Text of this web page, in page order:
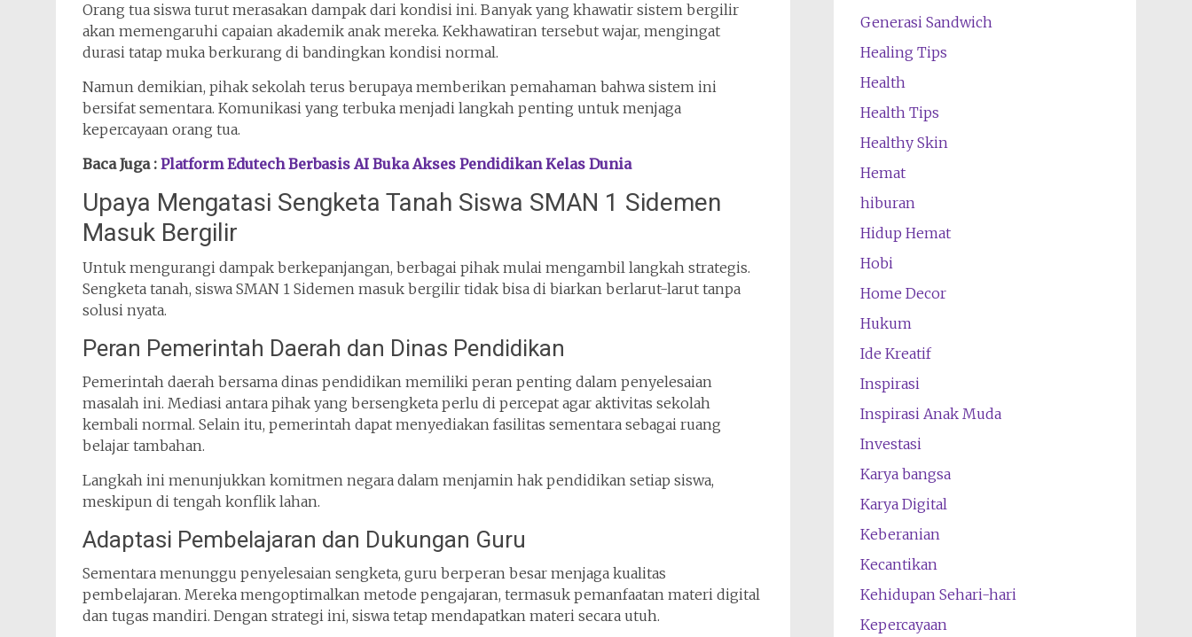
Orang tua siswa turut merasakan dampak dari kondisi ini. Banyak yang khawatir sistem bergilir
akan memengaruhi capaian akademik anak mereka. Kekhawatiran tersebut wajar, mengingat
durasi tatap muka berkurang di bandingkan kondisi normal.
Namun demikian, pihak sekolah terus berupaya memberikan pemahaman bahwa sistem ini
bersifat sementara. Komunikasi yang terbuka menjadi langkah penting untuk menjaga
kepercayaan orang tua.
Baca Juga : Platform Edutech Berbasis AI Buka Akses Pendidikan Kelas Dunia
Upaya Mengatasi Sengketa Tanah Siswa SMAN 1 Sidemen
Masuk Bergilir
Untuk mengurangi dampak berkepanjangan, berbagai pihak mulai mengambil langkah strategis.
Sengketa tanah, siswa SMAN 1 Sidemen masuk bergilir tidak bisa di biarkan berlarut-larut tanpa
solusi nyata.
Peran Pemerintah Daerah dan Dinas Pendidikan
Pemerintah daerah bersama dinas pendidikan memiliki peran penting dalam penyelesaian
masalah ini. Mediasi antara pihak yang bersengketa perlu di percepat agar aktivitas sekolah
kembali normal. Selain itu, pemerintah dapat menyediakan fasilitas sementara sebagai ruang
belajar tambahan.
Langkah ini menunjukkan komitmen negara dalam menjamin hak pendidikan setiap siswa,
meskipun di tengah konflik lahan.
Adaptasi Pembelajaran dan Dukungan Guru
Sementara menunggu penyelesaian sengketa, guru berperan besar menjaga kualitas
pembelajaran. Mereka mengoptimalkan metode pengajaran, termasuk pemanfaatan materi digital
dan tugas mandiri. Dengan strategi ini, siswa tetap mendapatkan materi secara utuh.
Generasi Sandwich
Healing Tips
Health
Health Tips
Healthy Skin
Hemat
hiburan
Hidup Hemat
Hobi
Home Decor
Hukum
Ide Kreatif
Inspirasi
Inspirasi Anak Muda
Investasi
Karya bangsa
Karya Digital
Keberanian
Kecantikan
Kehidupan Sehari-hari
Kepercayaan